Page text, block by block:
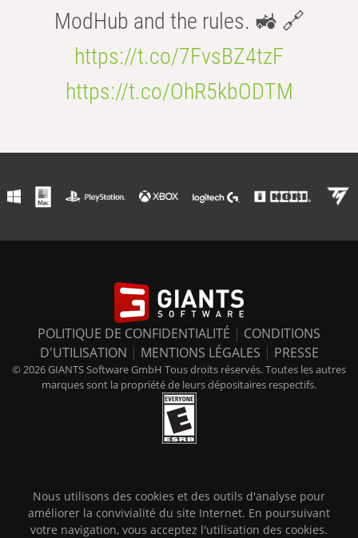
ModHub and the rules. 🚜 🔗
https://t.co/7FvsBZ4tzF
https://t.co/OhR5kbODTM
POLITIQUE DE CONFIDENTIALITÉ | CONDITIONS
D'UTILISATION | MENTIONS LÉGALES | PRESSE
© 2026 GIANTS Software GmbH Tous droits réservés. Toutes les autres
marques sont la propriété de leurs dépositaires respectifs.
Nous utilisons des cookies et des outils d'analyse pour
améliorer la convivialité du site Internet. En poursuivant
votre navigation, vous acceptez l'utilisation des cookies.